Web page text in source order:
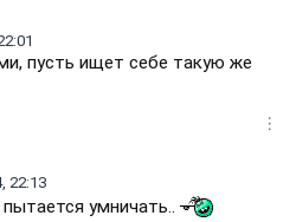
пусть ищет себе такую же
22:13
умничать..